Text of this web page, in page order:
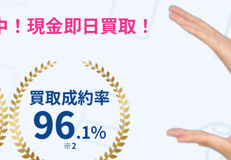
現金即日買取！
買取成約率
96.1%
※2